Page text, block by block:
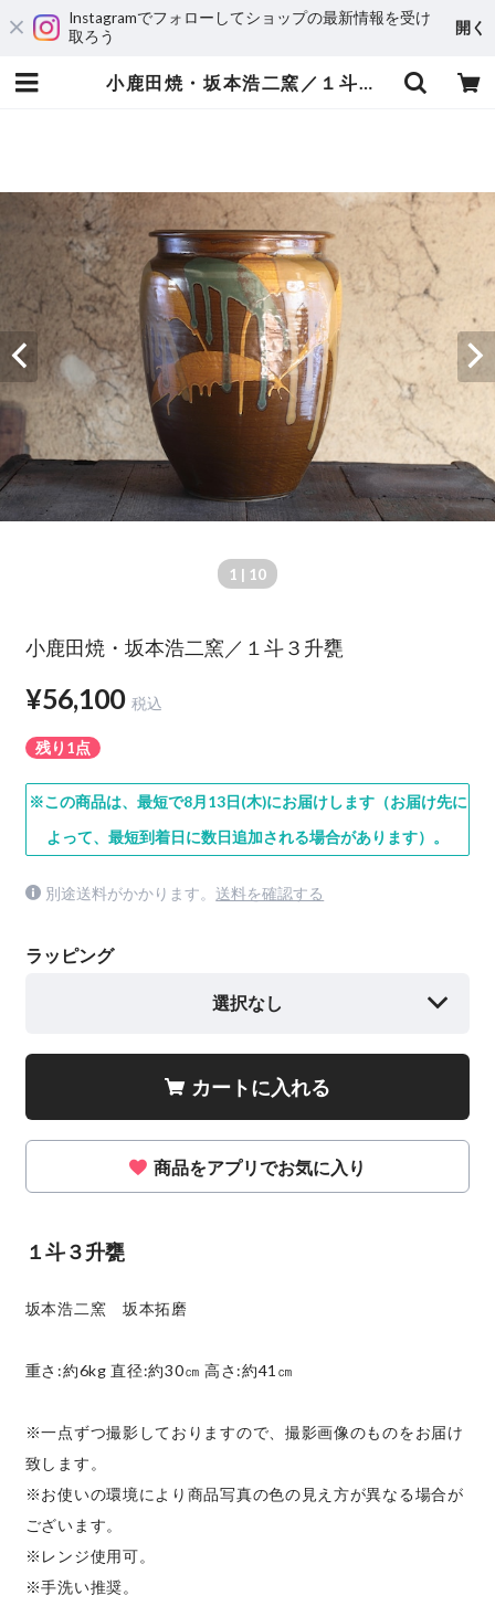
Instagramでフォローしてショップの最新情報を受け
取ろう
開く
小鹿田焼・坂本浩二窯／１斗３升甕 | stockkyoto
1 | 10
小鹿田焼・坂本浩二窯／１斗３升甕
¥56,100 税込
残り1点
※この商品は、最短で8月13日(木)にお届けします（お届け先に
よって、最短到着日に数日追加される場合があります）。
別途送料がかかります。 送料を確認する
ラッピング
選択なし
カートに入れる
商品をアプリでお気に入り
１斗３升甕
坂本浩二窯 坂本拓磨
重さ:約6kg 直径:約30㎝ 高さ:約41㎝
※一点ずつ撮影しておりますので、撮影画像のものをお届け
致します。
※お使いの環境により商品写真の色の見え方が異なる場合が
ございます。
※レンジ使用可。
※手洗い推奨。